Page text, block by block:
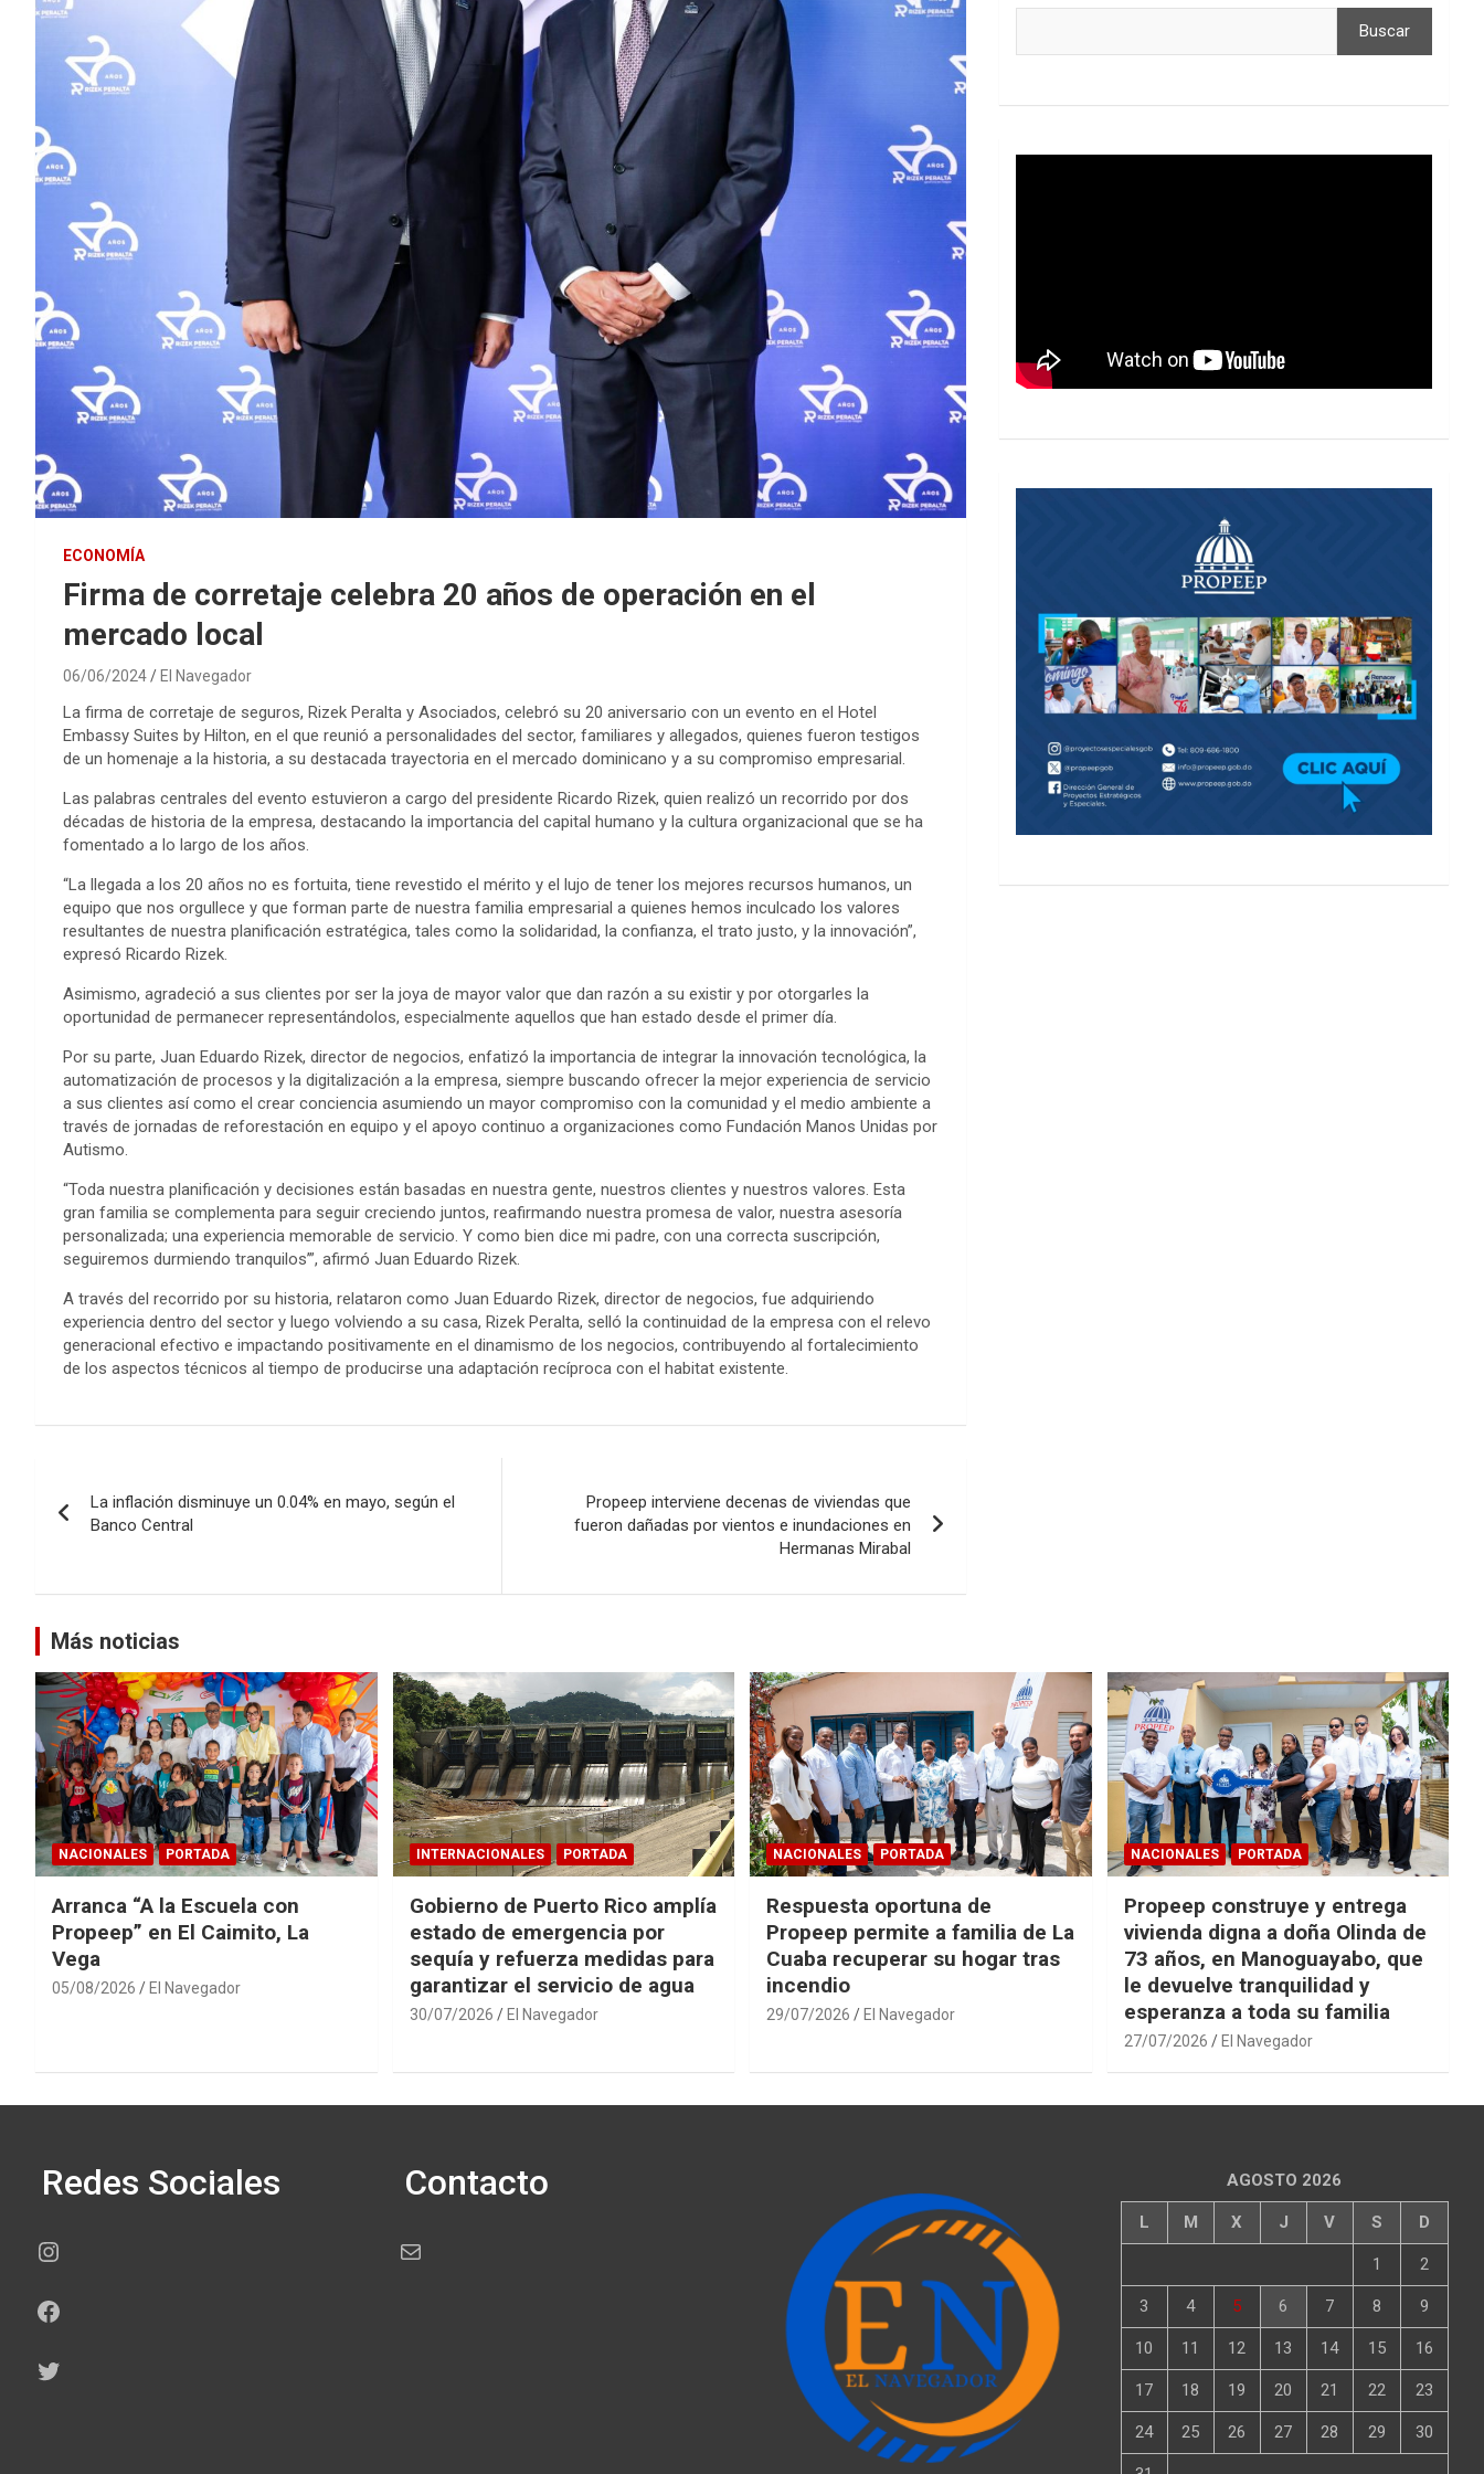
ECONOMÍA
Firma de corretaje celebra 20 años de operación en el
mercado local
06/06/2024 El Navegador
La firma de corretaje de seguros, Rizek Peralta y Asociados, celebró su 20 aniversario con un evento en el Hotel
Embassy Suites by Hilton, en el que reunió a personalidades del sector, familiares y allegados, quienes fueron testigos
de un homenaje a la historia, a su destacada trayectoria en el mercado dominicano y a su compromiso empresarial.
Las palabras centrales del evento estuvieron a cargo del presidente Ricardo Rizek, quien realizó un recorrido por dos
décadas de historia de la empresa, destacando la importancia del capital humano y la cultura organizacional que se ha
fomentado a lo largo de los años.
“La llegada a los 20 años no es fortuita, tiene revestido el mérito y el lujo de tener los mejores recursos humanos, un
equipo que nos orgullece y que forman parte de nuestra familia empresarial a quienes hemos inculcado los valores
resultantes de nuestra planificación estratégica, tales como la solidaridad, la confianza, el trato justo, y la innovación”,
expresó Ricardo Rizek.
Asimismo, agradeció a sus clientes por ser la joya de mayor valor que dan razón a su existir y por otorgarles la
oportunidad de permanecer representándolos, especialmente aquellos que han estado desde el primer día.
Por su parte, Juan Eduardo Rizek, director de negocios, enfatizó la importancia de integrar la innovación tecnológica, la
automatización de procesos y la digitalización a la empresa, siempre buscando ofrecer la mejor experiencia de servicio
a sus clientes así como el crear conciencia asumiendo un mayor compromiso con la comunidad y el medio ambiente a
través de jornadas de reforestación en equipo y el apoyo continuo a organizaciones como Fundación Manos Unidas por
Autismo.
“Toda nuestra planificación y decisiones están basadas en nuestra gente, nuestros clientes y nuestros valores. Esta
gran familia se complementa para seguir creciendo juntos, reafirmando nuestra promesa de valor, nuestra asesoría
personalizada; una experiencia memorable de servicio. Y como bien dice mi padre, con una correcta suscripción,
seguiremos durmiendo tranquilos’”, afirmó Juan Eduardo Rizek.
A través del recorrido por su historia, relataron como Juan Eduardo Rizek, director de negocios, fue adquiriendo
experiencia dentro del sector y luego volviendo a su casa, Rizek Peralta, selló la continuidad de la empresa con el relevo
generacional efectivo e impactando positivamente en el dinamismo de los negocios, contribuyendo al fortalecimiento
de los aspectos técnicos al tiempo de producirse una adaptación recíproca con el habitat existente.
de
La inflación disminuye un 0.04% en mayo, según el
Banco Central
Propeep interviene decenas de viviendas que
fueron dañadas por vientos e inundaciones en
Hermanas Mirabal
Buscar
Más noticias
NACIONALES PORTADA
Arranca “A la Escuela con
Propeep” en El Caimito, La
Vega
05/08/2026 El Navegador
INTERNACIONALES PORTADA
Gobierno de Puerto Rico amplía
estado de emergencia por
sequía y refuerza medidas para
garantizar el servicio de agua
30/07/2026 El Navegador
NACIONALES PORTADA
Respuesta oportuna de
Propeep permite a familia de La
Cuaba recuperar su hogar tras
incendio
29/07/2026 El Navegador
NACIONALES PORTADA
Propeep construye y entrega
vivienda digna a doña Olinda de
73 años, en Manoguayabo, que
le devuelve tranquilidad y
esperanza a toda su familia
27/07/2026 El Navegador
Redes Sociales
Instagram
Facebook
Twitter
Contacto
Correo electrónico
AGOSTO 2026
L M X J V S D
1 2
3 4 5 6 7 8 9
10 11 12 13 14 15 16
17 18 19 20 21 22 23
24 25 26 27 28 29 30